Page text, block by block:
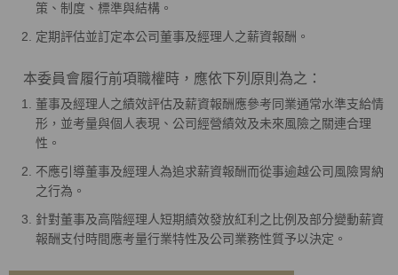
策、制度、標準與結構。
定期評估並訂定本公司董事及經理人之薪資報酬。
本委員會履行前項職權時，應依下列原則為之：
董事及經理人之績效評估及薪資報酬應參考同業通常水準支給情
形，並考量與個人表現、公司經營績效及未來風險之關連合理
性。
不應引導董事及經理人為追求薪資報酬而從事逾越公司風險胃納
之行為。
針對董事及高階經理人短期績效發放紅利之比例及部分變動薪資
報酬支付時間應考量行業特性及公司業務性質予以決定。